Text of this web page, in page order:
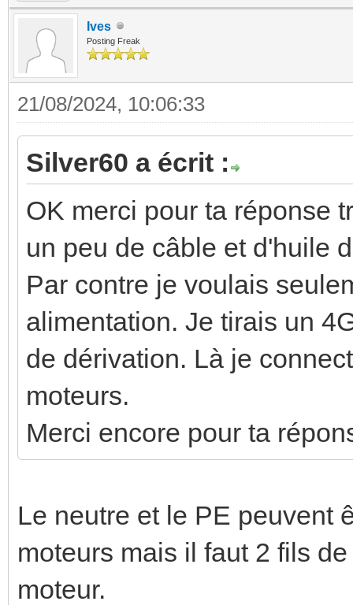
Ives
Posting Freak
21/08/2024, 10:06:33
Silver60 a écrit :
OK merci pour ta réponse
un peu de câble et d'huile
Par contre je voulais
alimentation. Je tirais un
de dérivation. Là je
moteurs.
Merci encore pour ta
Le neutre et le PE peuvent
moteurs mais il faut 2 fils
moteur.